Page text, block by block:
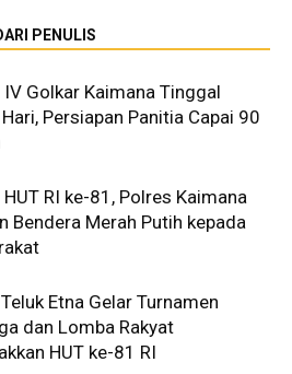
PENULIS
Golkar Kaimana Tinggal
Persiapan Panitia Capai 90
RI ke-81, Polres Kaimana
Bendera Merah Putih kepada
Etna Gelar Turnamen
dan Lomba Rakyat
HUT ke-81 RI